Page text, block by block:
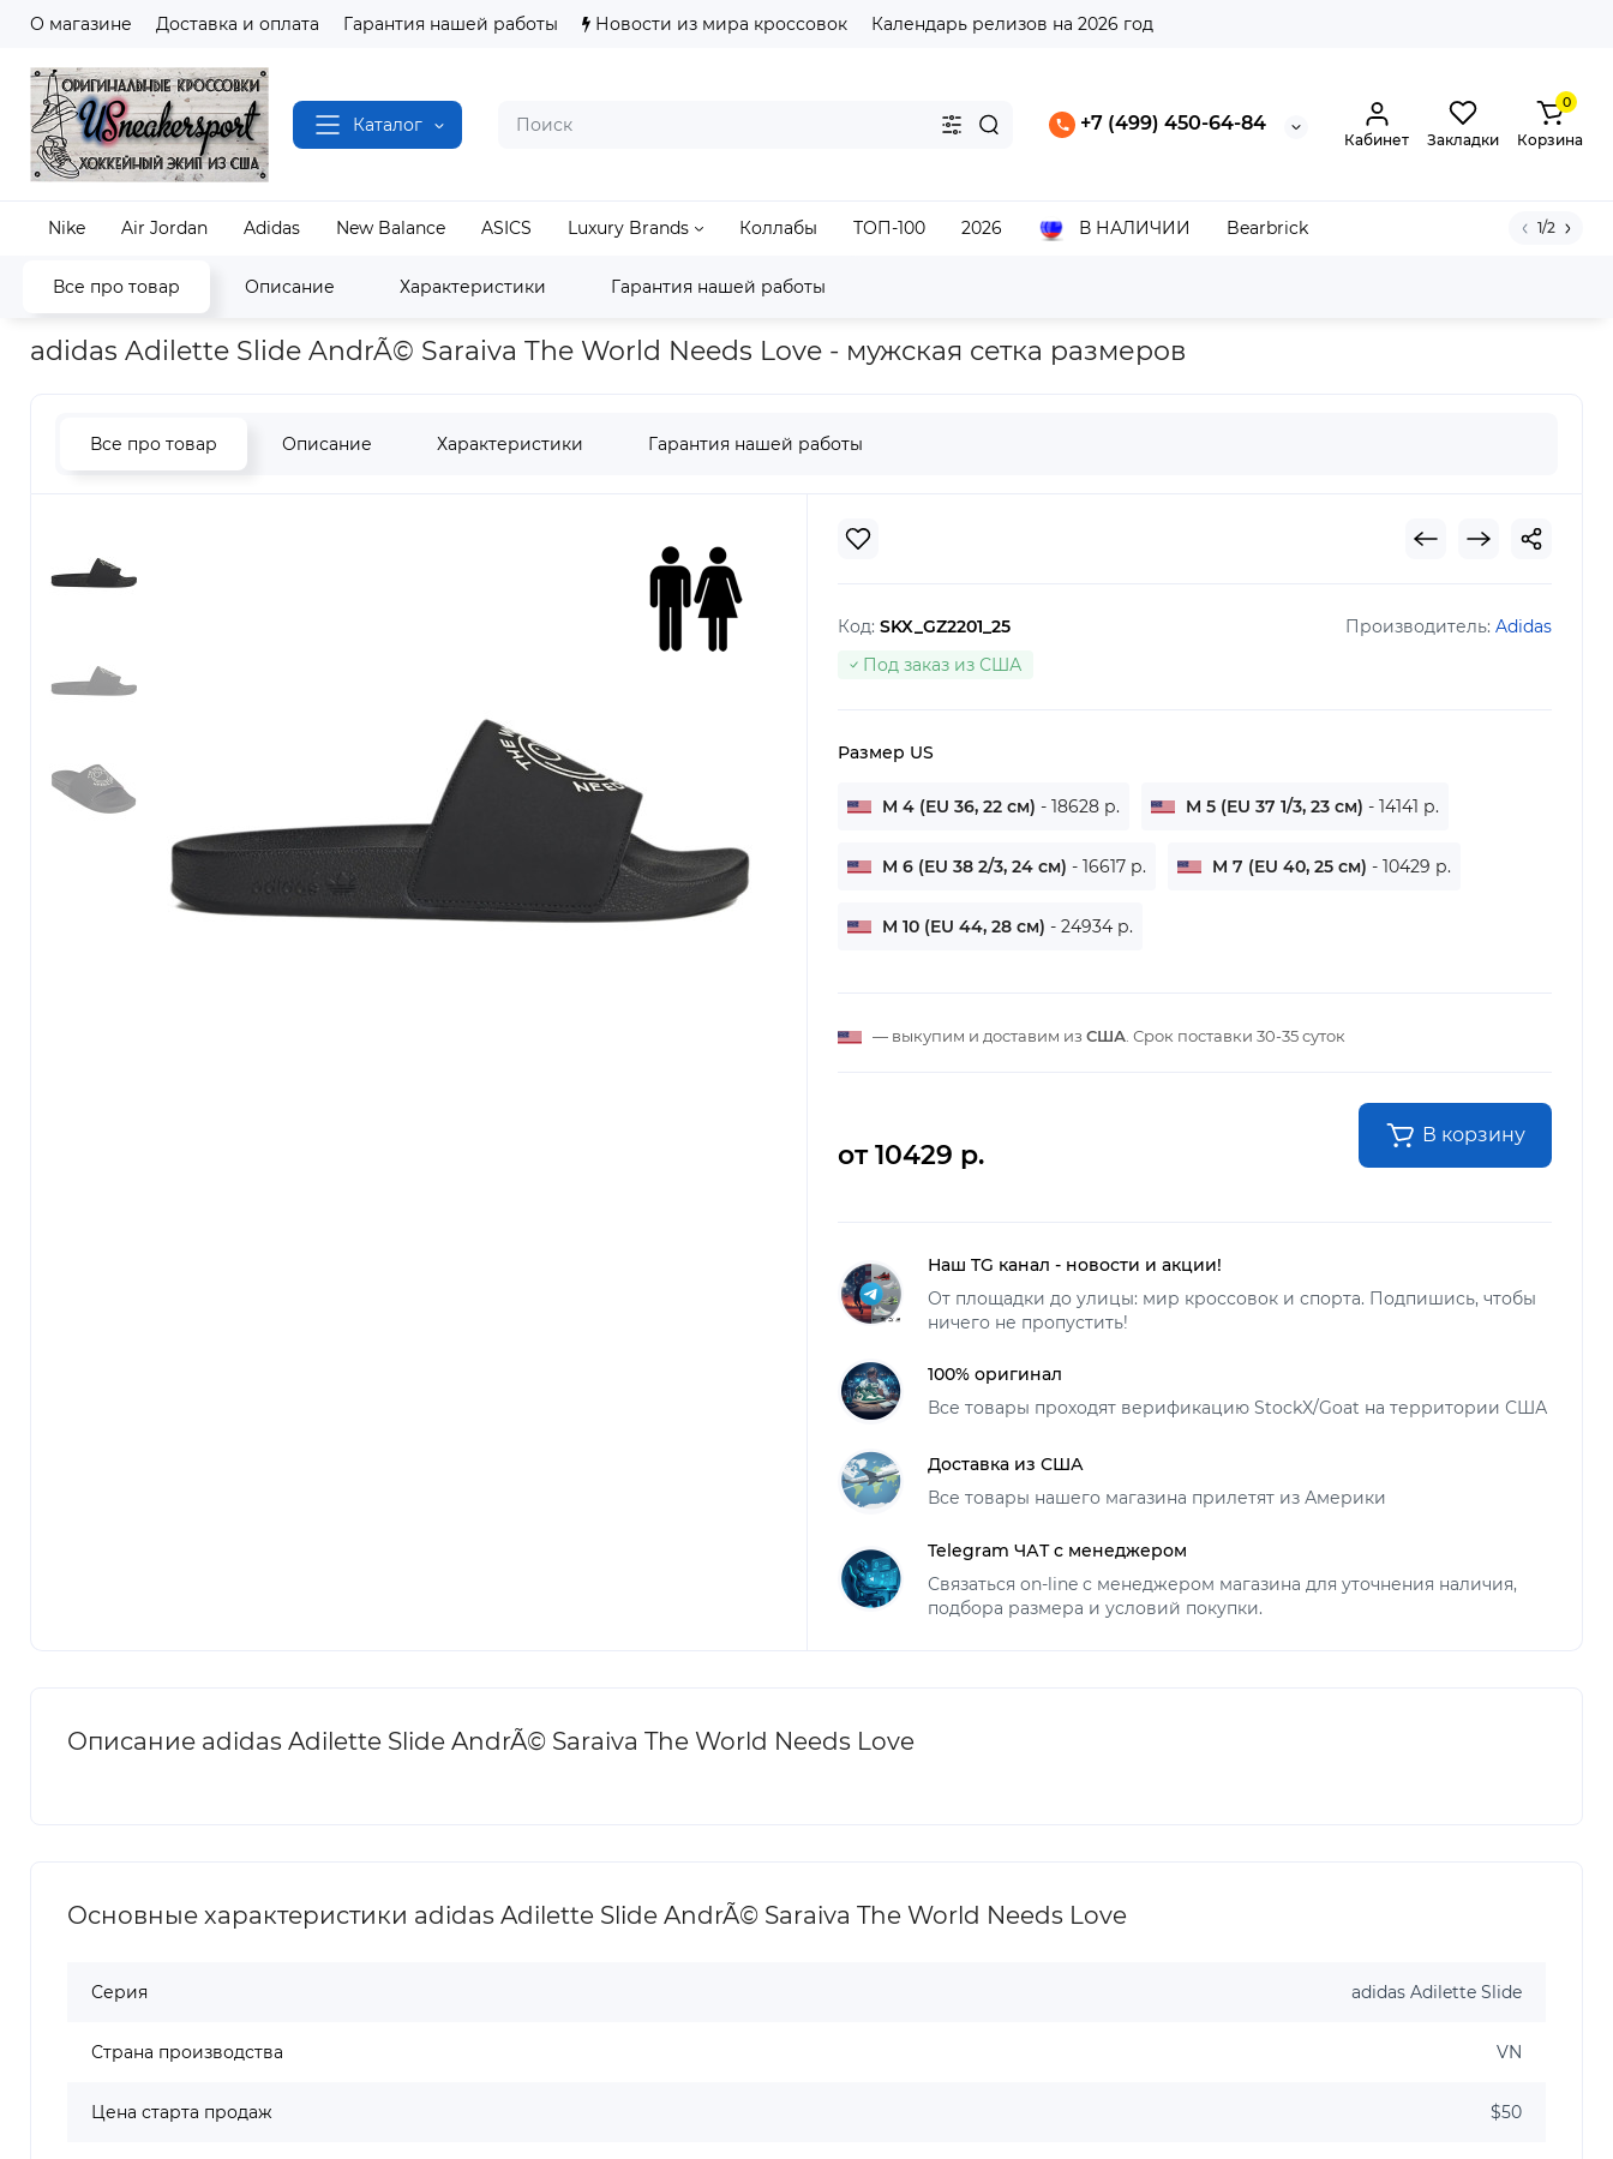
О магазине Доставка и оплата Гарантия нашей работы Новости из мира кроссовок Календарь релизов на 2026 год
Каталог +7 (499) 450-64-84
Кабинет Закладки
0
Корзина
Nike Air Jordan Adidas New Balance ASICS Luxury Brands Коллабы ТОП-100 2026 В НАЛИЧИИ Bearbrick 1/2
Все про товар Описание Характеристики Гарантия нашей работы
Наш магазин Обувь Adidas Adidas Adilette adidas Adilette Slide AndrÃ© Saraiva The World Needs Love
adidas Adilette Slide AndrÃ© Saraiva The World Needs Love - мужская сетка размеров
Все про товар Описание Характеристики Гарантия нашей работы
Код: SKX_GZ2201_25 Производитель: Adidas
Под заказ из США
Размер US
M 4 (EU 36, 22 см) - 18628 р. M 5 (EU 37 1/3, 23 см) - 14141 р.
M 6 (EU 38 2/3, 24 см) - 16617 р. M 7 (EU 40, 25 см) - 10429 р.
M 10 (EU 44, 28 см) - 24934 р.
— выкупим и доставим из США . Срок поставки 30-35 суток
от 10429 р.
В корзину
Наш TG канал - новости и акции!
От площадки до улицы: мир кроссовок и спорта. Подпишись, чтобы
ничего не пропустить!
100% оригинал
Все товары проходят верификацию StockX/Goat на территории США
Доставка из США
Все товары нашего магазина прилетят из Америки
Telegram ЧАТ с менеджером
Связаться on-line с менеджером магазина для уточнения наличия,
подбора размера и условий покупки.
Описание adidas Adilette Slide AndrÃ© Saraiva The World Needs Love
Основные характеристики adidas Adilette Slide AndrÃ© Saraiva The World Needs Love
Серия adidas Adilette Slide
Страна производства VN
Цена старта продаж $50